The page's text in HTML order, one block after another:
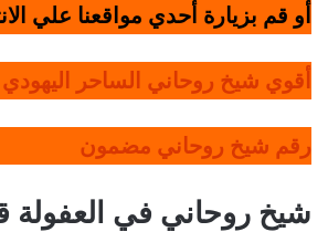
أو قم بزيارة أحدي مواقعنا علي
أقوي شيخ روحاني الساحر اليهودي
رقم شيخ روحاني مضمون
شيخ روحاني في العفولة